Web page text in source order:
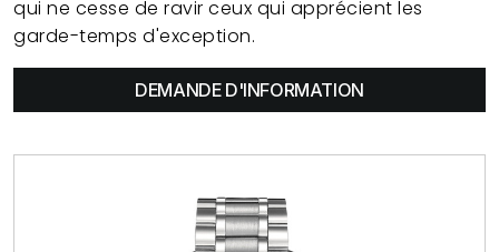
qui ne cesse de ravir ceux qui apprécient les
garde-temps d'exception.
DEMANDE D'INFORMATION